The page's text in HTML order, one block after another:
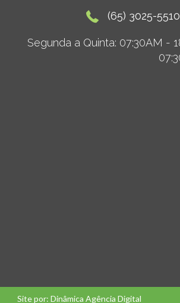
(65) 3025-5510
Segunda a Quinta: 07:30AM -
Site por: Dinâmica Agência Digital